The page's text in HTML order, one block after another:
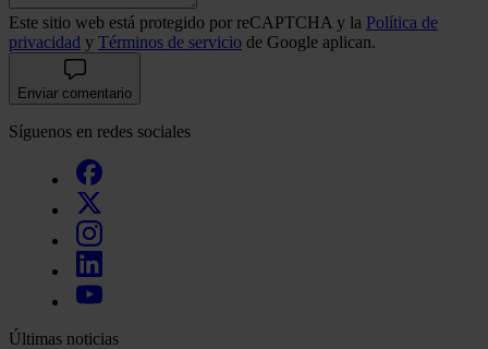
Este sitio web está protegido por reCAPTCHA y la Política de
privacidad y Términos de servicio de Google aplican.
Enviar comentario
Síguenos en redes sociales
Últimas noticias